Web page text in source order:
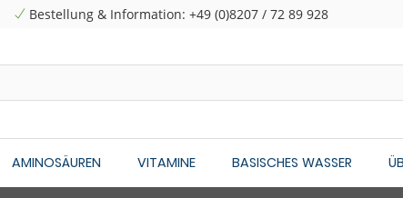
Bestellung & Information: +49 (0)8207 / 72 89 928
AMINOSÄUREN VITAMINE BASISCHES WASSER